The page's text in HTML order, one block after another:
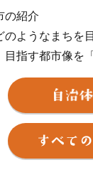
の紹介
ようなまちを
指す都市像を
めました。「小
ーカルに深く
という堂々とし
世界都市とな